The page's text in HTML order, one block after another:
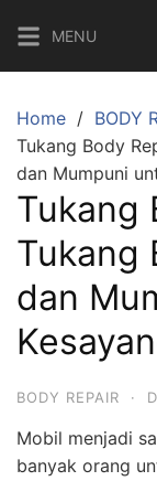
content
MENU
Home
BODY
Tukang Body
dan Mumpuni
Tukang
Tukang
dan
BODY REPAIR ·
Mobil menjadi
banyak orang